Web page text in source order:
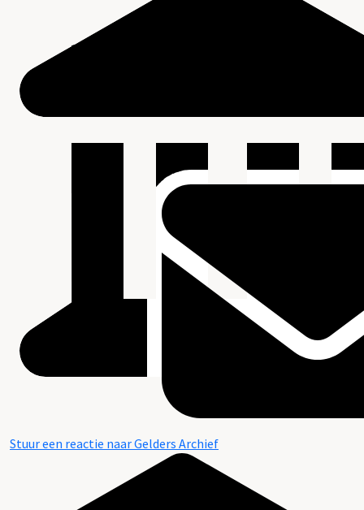
Stuur een reactie naar Gelders Archief